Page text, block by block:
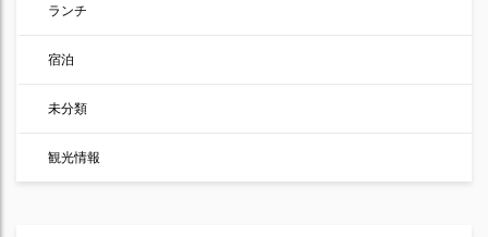
ランチ
宿泊
未分類
観光情報